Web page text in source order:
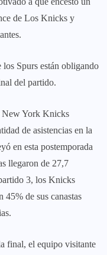
de Los Knicks y
los Spurs están obligando
del partido.
New York Knicks
de asistencias en la
en esta postemporada
llegaron de 27,7
3, los Knicks
45% de sus canastas
final, el equipo visitante